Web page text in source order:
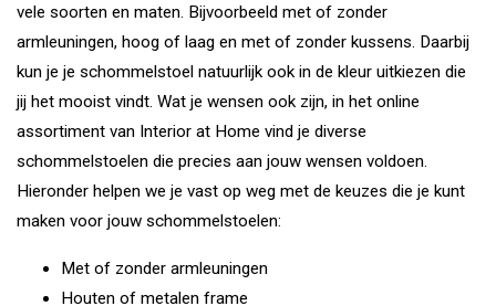
vele soorten en maten. Bijvoorbeeld met of zonder
armleuningen, hoog of laag en met of zonder kussens. Daarbij
kun je je schommelstoel natuurlijk ook in de kleur uitkiezen die
jij het mooist vindt. Wat je wensen ook zijn, in het online
assortiment van Interior at Home vind je diverse
schommelstoelen die precies aan jouw wensen voldoen.
Hieronder helpen we je vast op weg met de keuzes die je kunt
maken voor jouw schommelstoelen:
Met of zonder armleuningen
Houten of metalen frame